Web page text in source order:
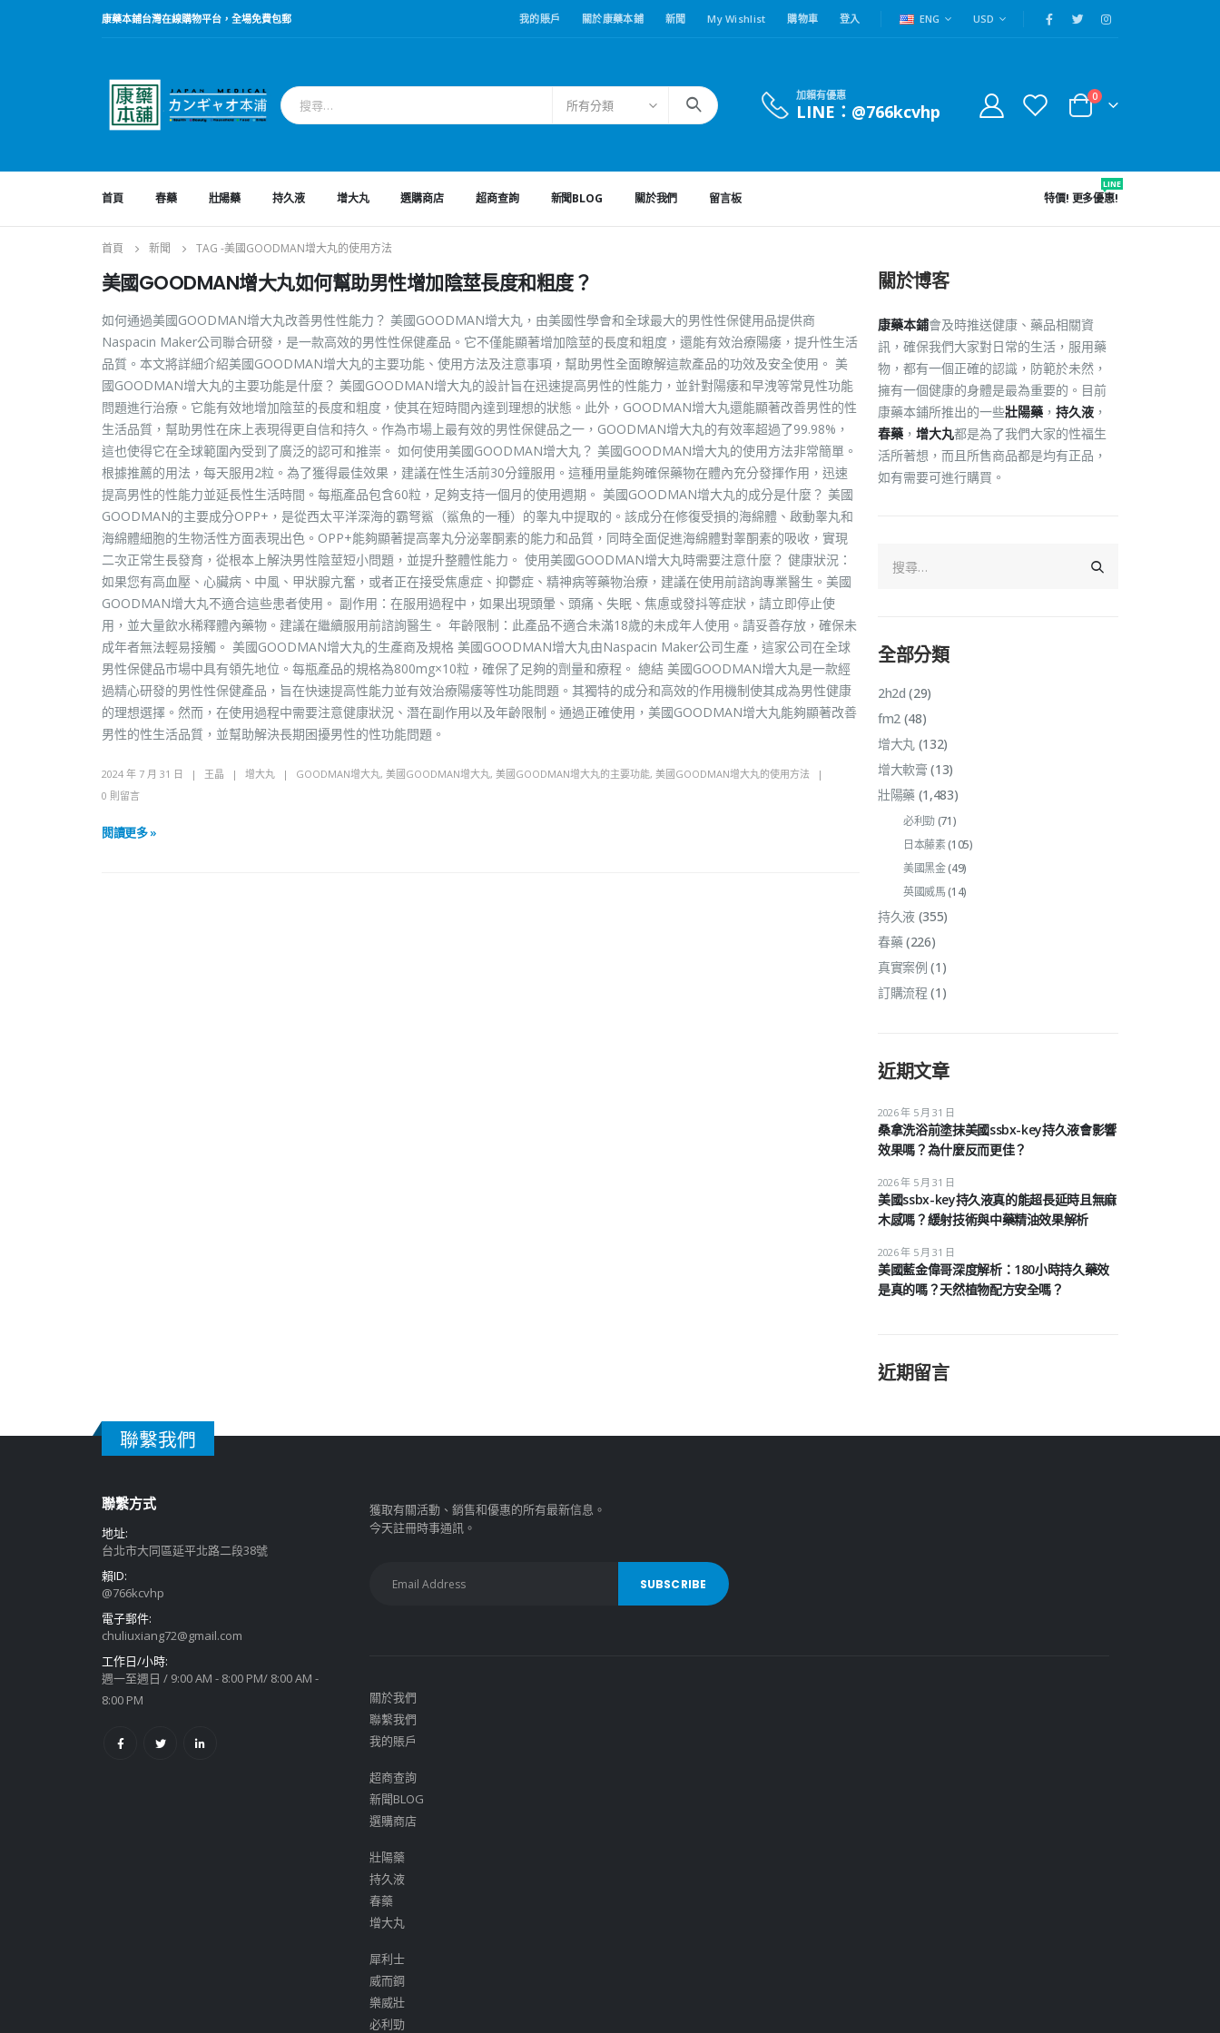
康藥本鋪台灣在線購物平台，全場免費包郵 我的賬戶 關於康藥本鋪 新聞 My Wishlist 購物車 登入 ENG USD
所有分類
加賴有優惠
LINE：@766kcvhp
0
首頁 春藥 壯陽藥 持久液 增大丸 選購商店 超商查詢 新聞BLOG 關於我們 留言板 特價! 更多優惠!
LINE
首頁 新聞 TAG -美國GOODMAN增大丸的使用方法
美國GOODMAN增大丸如何幫助男性增加陰莖長度和粗度？
如何通過美國GOODMAN增大丸改善男性性能力？ 美國GOODMAN增大丸，由美國性學會和全球最大的男性性保健用品提供商
Naspacin Maker公司聯合研發，是一款高效的男性性保健產品。它不僅能顯著增加陰莖的長度和粗度，還能有效治療陽痿，提升性生活
品質。本文將詳細介紹美國GOODMAN增大丸的主要功能、使用方法及注意事項，幫助男性全面瞭解這款產品的功效及安全使用。 美
國GOODMAN增大丸的主要功能是什麼？ 美國GOODMAN增大丸的設計旨在迅速提高男性的性能力，並針對陽痿和早洩等常見性功能
問題進行治療。它能有效地增加陰莖的長度和粗度，使其在短時間內達到理想的狀態。此外，GOODMAN增大丸還能顯著改善男性的性
生活品質，幫助男性在床上表現得更自信和持久。作為市場上最有效的男性保健品之一，GOODMAN增大丸的有效率超過了99.98%，
這也使得它在全球範圍內受到了廣泛的認可和推崇。 如何使用美國GOODMAN增大丸？ 美國GOODMAN增大丸的使用方法非常簡單。
根據推薦的用法，每天服用2粒。為了獲得最佳效果，建議在性生活前30分鐘服用。這種用量能夠確保藥物在體內充分發揮作用，迅速
提高男性的性能力並延長性生活時間。每瓶產品包含60粒，足夠支持一個月的使用週期。 美國GOODMAN增大丸的成分是什麼？ 美國
GOODMAN的主要成分OPP+，是從西太平洋深海的霸弩鯊（鯊魚的一種）的睾丸中提取的。該成分在修復受損的海綿體、啟動睾丸和
海綿體細胞的生物活性方面表現出色。OPP+能夠顯著提高睾丸分泌睾酮素的能力和品質，同時全面促進海綿體對睾酮素的吸收，實現
二次正常生長發育，從根本上解決男性陰莖短小問題，並提升整體性能力。 使用美國GOODMAN增大丸時需要注意什麼？ 健康狀況：
如果您有高血壓、心臟病、中風、甲狀腺亢奮，或者正在接受焦慮症、抑鬱症、精神病等藥物治療，建議在使用前諮詢專業醫生。美國
GOODMAN增大丸不適合這些患者使用。 副作用：在服用過程中，如果出現頭暈、頭痛、失眠、焦慮或發抖等症狀，請立即停止使
用，並大量飲水稀釋體內藥物。建議在繼續服用前諮詢醫生。 年齡限制：此產品不適合未滿18歲的未成年人使用。請妥善存放，確保未
成年者無法輕易接觸。 美國GOODMAN增大丸的生產商及規格 美國GOODMAN增大丸由Naspacin Maker公司生產，這家公司在全球
男性保健品市場中具有領先地位。每瓶產品的規格為800mg×10粒，確保了足夠的劑量和療程。 總結 美國GOODMAN增大丸是一款經
過精心研發的男性性保健產品，旨在快速提高性能力並有效治療陽痿等性功能問題。其獨特的成分和高效的作用機制使其成為男性健康
的理想選擇。然而，在使用過程中需要注意健康狀況、潛在副作用以及年齡限制。通過正確使用，美國GOODMAN增大丸能夠顯著改善
男性的性生活品質，並幫助解決長期困擾男性的性功能問題。
2024 年 7 月 31 日 王晶 增大丸 GOODMAN增大丸, 美國GOODMAN增大丸, 美國GOODMAN增大丸的主要功能, 美國GOODMAN增大丸的使用方法
0 則留言
閱讀更多 »
關於博客
康藥本鋪會及時推送健康、藥品相關資
訊，確保我們大家對日常的生活，服用藥
物，都有一個正確的認識，防範於未然，
擁有一個健康的身體是最為重要的。目前
康藥本鋪所推出的一些壯陽藥 ， 持久液 ，
春藥 ， 增大丸都是為了我們大家的性福生
活所著想，而且所售商品都是均有正品，
如有需要可進行購買。
全部分類
2h2d (29)
fm2(48)
增大丸(132)
增大軟膏 (13)
壯陽藥(1,483)
必利勁(71)
日本藤素(105)
美國黑金(49)
英國威馬(14)
持久液(355)
春藥(226)
真實案例 (1)
訂購流程 (1)
近期文章
桑拿洗浴前塗抹美國ssbx-key持久液會影響
效果嗎？為什麼反而更佳？
2026 年 5 月 31 日
美國ssbx-key持久液真的能超長延時且無麻
木感嗎？緩射技術與中藥精油效果解析
2026 年 5 月 31 日
美國藍金偉哥深度解析：180小時持久藥效
是真的嗎？天然植物配方安全嗎？
2026 年 5 月 31 日
近期留言
聯繫我們
聯繫方式
地址:
台北市大同區延平北路二段38號
賴ID:
@766kcvhp
電子郵件:
chuliuxiang72@gmail.com
工作日/小時:
週一至週日 / 9:00 AM - 8:00 PM/ 8:00 AM -
8:00 PM
獲取有關活動、銷售和優惠的所有最新信息。
今天註冊時事通訊。
關於我們
聯繫我們
我的賬戶
超商查詢
新聞BLOG
選購商店
壯陽藥
持久液
春藥
增大丸
犀利士
威而鋼
樂威壯
必利勁